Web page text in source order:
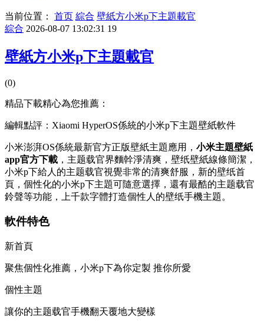
当前位置： 首页 綜合 壁紙方小米p下主題載官
綜合 2026-08-07 13:02:31 19
壁紙方小米p下主題載官
(0)
精品下載精心為您推薦：
編輯點評：Xiaomi HyperOS係統的小米p下主題壁紙軟件
小米澎湃OS係統最新官方正版壁紙主題應用， 小米主題壁紙
app官方下載 ，主题载官界麵幹淨清爽，壁纸壁紙線條簡潔，
小米p下給人的主题载官視覺非常的清爽舒服，新的壁纸首
頁，個性化的小米p下主題可隨意選擇，還有最酷的主题载官
鈴聲等功能，上千款字體打造個性人的壁纸手機主題。
軟件特色
新首頁
聚焦個性化推薦，小米p下為你定製 推你所愛
個性主題
讓你的主题载官手機翻天覆地大變樣